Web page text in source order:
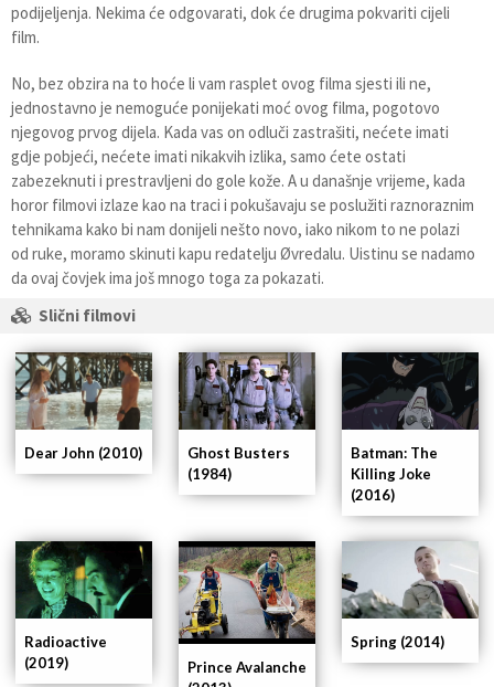
podijeljenja. Nekima će odgovarati, dok će drugima pokvariti cijeli
film.
No, bez obzira na to hoće li vam rasplet ovog filma sjesti ili ne,
jednostavno je nemoguće ponijekati moć ovog filma, pogotovo
njegovog prvog dijela. Kada vas on odluči zastrašiti, nećete imati
gdje pobjeći, nećete imati nikakvih izlika, samo ćete ostati
zabezeknuti i prestravljeni do gole kože. A u današnje vrijeme, kada
horor filmovi izlaze kao na traci i pokušavaju se poslužiti raznoraznim
tehnikama kako bi nam donijeli nešto novo, iako nikom to ne polazi
od ruke, moramo skinuti kapu redatelju Øvredalu. Uistinu se nadamo
da ovaj čovjek ima još mnogo toga za pokazati.
Slični filmovi
Spring (2014)
Prince Avalanche
Radioactive
(2019)
Batman: The
Killing Joke
(2016)
Ghost Busters
(1984)
Dear John (2010)